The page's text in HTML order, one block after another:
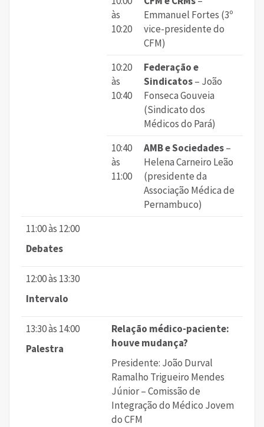
às
10:20
Emmanuel Fortes (3º
vice-presidente do
CFM)
10:20
às
10:40
Federação e
Sindicatos– João
Fonseca Gouveia
(Sindicato dos
Médicos do Pará)
10:40
às
11:00
AMB e Sociedades–
Helena Carneiro Leão
(presidente da
Associação Médica de
Pernambuco)
11:00 às 12:00
Debates
12:00 às 13:30
Intervalo
13:30 às 14:00
Palestra
Relação médico-paciente:
houve mudança?
Presidente: João Durval
Ramalho Trigueiro Mendes
Júnior – Comissão de
Integração do Médico Jovem
do CFM